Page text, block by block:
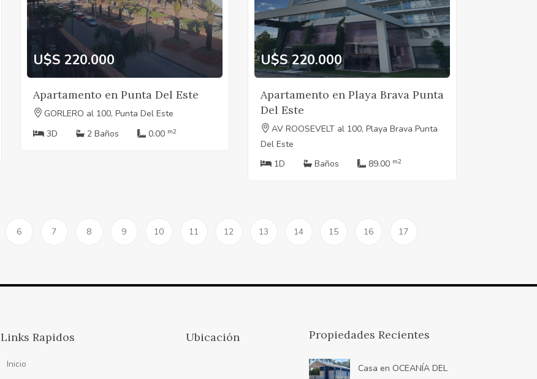
U$S 220.000
Apartamento en Punta Del Este
GORLERO al 100, Punta Del Este
3D
2 Baños 0.00 m2
U$S 220.000
Apartamento en Playa Brava Punta
Del Este
AV ROOSEVELT al 100, Playa Brava Punta
Del Este
1D
Baños 89.00 m2
6 7 8 9 10 11 12 13 14 15 16 17
Links Rapidos
Inicio
Ubicación Propiedades Recientes
Casa en OCEANÍA DEL